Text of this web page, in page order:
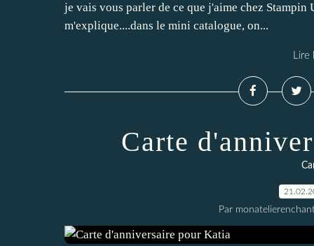
je vais vous parler de ce que j'aime chez
m'explique....dans le mini catalogue, on...
Lire
Carte
Par